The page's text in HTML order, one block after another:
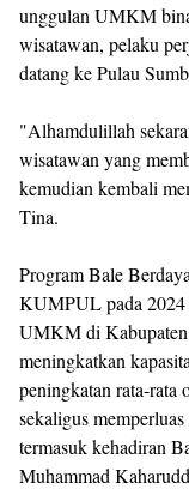
unggulan UMKM
wisatawan, pelaku
datang ke Pulau
"Alhamdulillah
wisatawan yang
kemudian kembali
Tina.
Program Bale
KUMPUL pada 2024
UMKM di Kabupaten
meningkatkan
peningkatan rata-rata
sekaligus
termasuk kehadiran
Muhammad